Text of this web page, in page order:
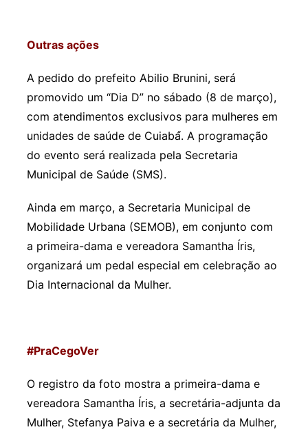
Outras ações
A pedido do prefeito Abilio Brunini, será
promovido um “Dia D” no sábado (8 de março),
com atendimentos exclusivos para mulheres em
unidades de saúde de Cuiabá́. A programação
do evento será realizada pela Secretaria
Municipal de Saúde (SMS).
Ainda em março, a Secretaria Municipal de
Mobilidade Urbana (SEMOB), em conjunto com
a primeira-dama e vereadora Samantha Íris,
organizará um pedal especial em celebração ao
Dia Internacional da Mulher.
#PraCegoVer
O registro da foto mostra a primeira-dama e
vereadora Samantha Íris, a secretária-adjunta da
Mulher, Stefanya Paiva e a secretária da Mulher,